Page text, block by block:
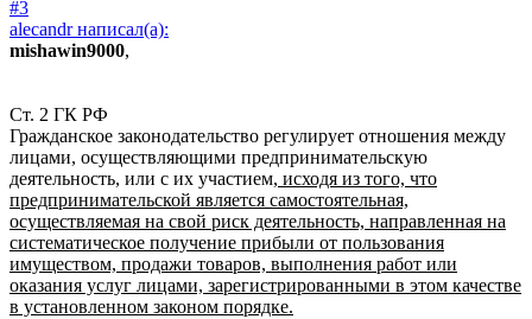
#3
alecandr написал(а):
mishawin9000,
Ст. 2 ГК РФ
Гражданское законодательство регулирует отношения между
лицами, осуществляющими предпринимательскую
деятельность, или с их участием, исходя из того, что
предпринимательской является самостоятельная,
осуществляемая на свой риск деятельность, направленная на
систематическое получение прибыли от пользования
имуществом, продажи товаров, выполнения работ или
оказания услуг лицами, зарегистрированными в этом качестве
в установленном законом порядке.